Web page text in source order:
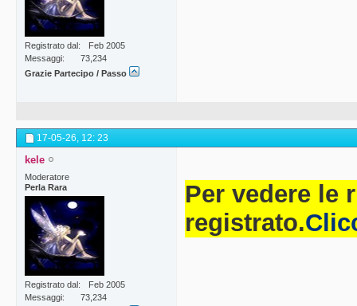
Registrato dal
Feb 2005
Messaggi
73,234
Grazie Partecipo / Passo
17-05-26, 12: 23
kele
Moderatore
Perla Rara
Registrato dal
Feb 2005
Messaggi
73,234
Per vedere le
registrato.